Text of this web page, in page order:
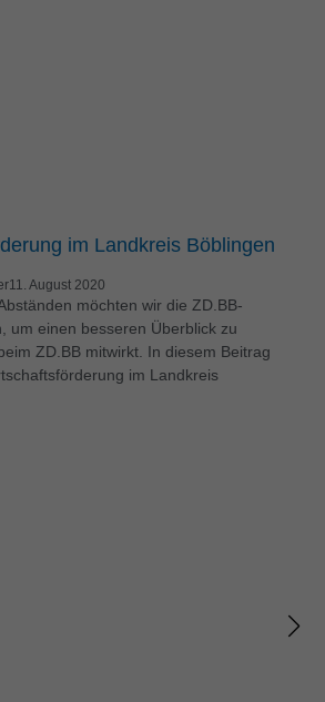
im Landkreis Böblingen
11. August 2020
möchten wir die ZD.BB-
um einen besseren Überblick zu
ZD.BB mitwirkt. In diesem Beitrag
im Landkreis